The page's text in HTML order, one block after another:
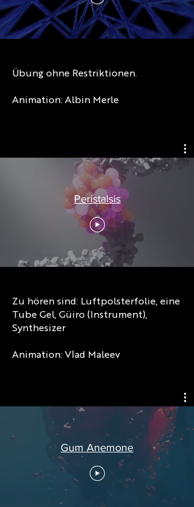
Übung ohne Restriktionen.
Animation: Albin Merle
Peristalsis
Zu hören sind: Luftpolsterfolie, eine
Tube Gel, Güiro (Instrument),
Synthesizer
Animation: Vlad Maleev
Gum Anemone